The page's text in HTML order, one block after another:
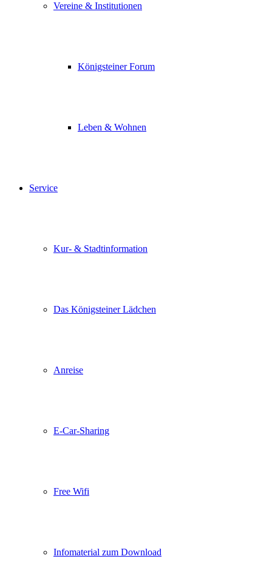
Vereine & Institutionen
Königsteiner Forum
Leben & Wohnen
Service
Kur- & Stadtinformation
Das Königsteiner Lädchen
Anreise
E-Car-Sharing
Free Wifi
Infomaterial zum Download